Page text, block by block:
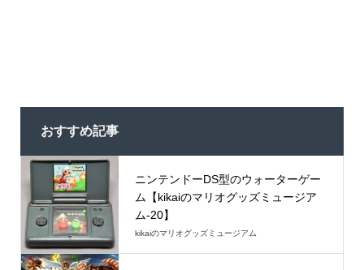
おすすめ記事
ニンテンドーDS型のウォーターゲー
ム【kikaiのマリオグッズミュージア
ム-20】
kikaiのマリオグッズミュージアム